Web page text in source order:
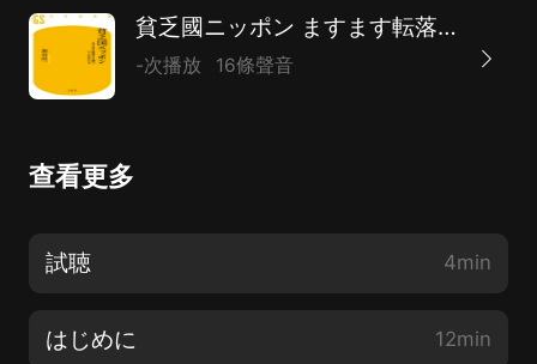
貧乏國ニッポン ますます転落する國でどう生きるか
-次播放 16條聲音
查看更多
試聴 4min
はじめに 12min